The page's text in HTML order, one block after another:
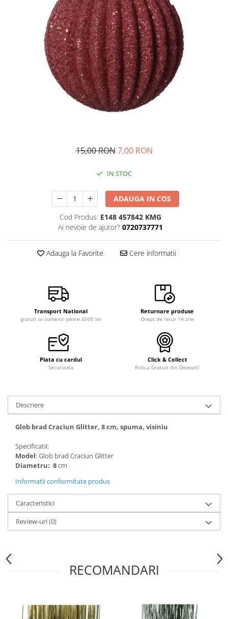
15,00 RON 7,00 RON
IN STOC
ADAUGA IN COS
Cod Produs: E148 457842 KMG
Ai nevoie de ajutor? 0720737771
Adauga la Favorite Cere informatii
Transport National
gratuit la comenzi peste 5000 lei
Returnare produse
Drept de retur 14 zile
Plata cu cardul
Securizata
Click & Collect
Ridica Gratuit din Depozit!
Descriere
Glob brad Craciun Glitter, 8 cm, spuma, visiniu
Specificatii:
Model: Glob brad Craciun Glitter
Diametru: 8cm
Informatii conformitate produs
Caracteristici
Review-uri(0)
RECOMANDARI